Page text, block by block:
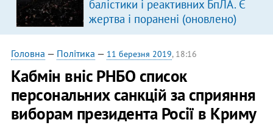
балістики і реактивних БпЛА. Є
жертва і поранені (оновлено)
Головна — Політика — 11 березня 2019, 18:16
Кабмін вніс РНБО список
персональних санкцій за сприяння
виборам президента Росії в Криму